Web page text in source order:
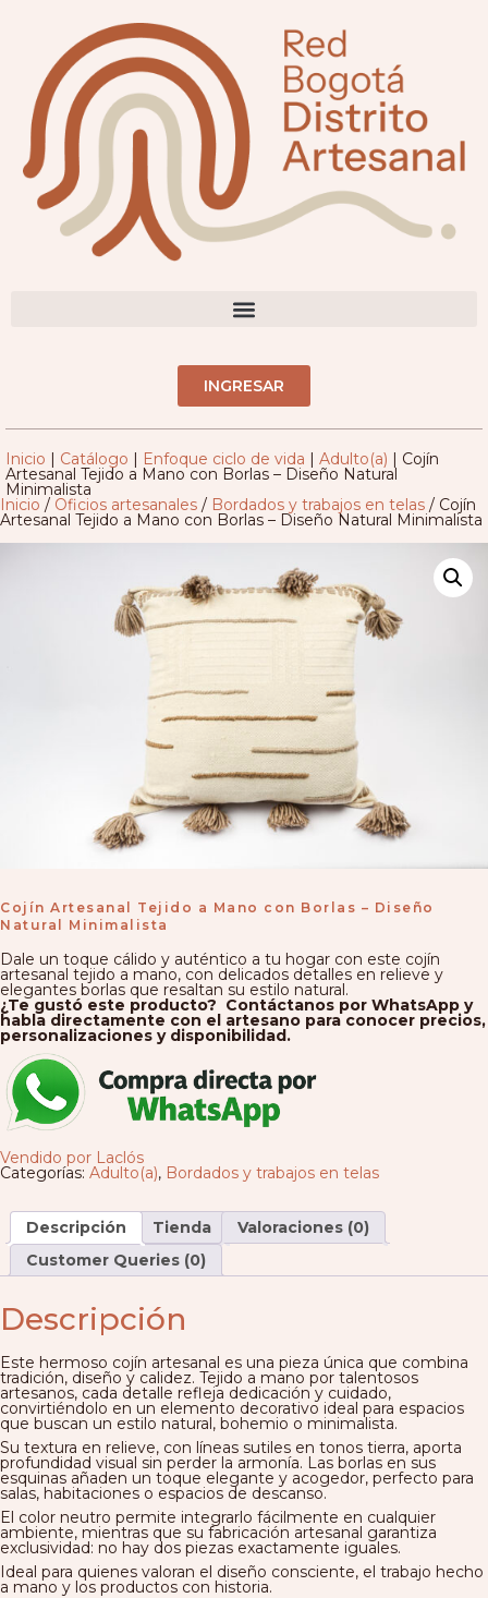
INGRESAR
Inicio | Catálogo | Enfoque ciclo de vida | Adulto(a) | Cojín
Artesanal Tejido a Mano con Borlas – Diseño Natural
Minimalista
Inicio / Oficios artesanales / Bordados y trabajos en telas / Cojín
Artesanal Tejido a Mano con Borlas – Diseño Natural Minimalista
Cojín Artesanal Tejido a Mano con Borlas – Diseño
Natural Minimalista
Dale un toque cálido y auténtico a tu hogar con este cojín
artesanal tejido a mano, con delicados detalles en relieve y
elegantes borlas que resaltan su estilo natural.
¿Te gustó este producto? Contáctanos por WhatsApp y
habla directamente con el artesano para conocer precios,
personalizaciones y disponibilidad.
Vendido por Laclós
Categorías: Adulto(a), Bordados y trabajos en telas
Descripción Tienda
Valoraciones (0)
Customer Queries (0)
Descripción
Este hermoso cojín artesanal es una pieza única que combina
tradición, diseño y calidez. Tejido a mano por talentosos
artesanos, cada detalle refleja dedicación y cuidado,
convirtiéndolo en un elemento decorativo ideal para espacios
que buscan un estilo natural, bohemio o minimalista.
Su textura en relieve, con líneas sutiles en tonos tierra, aporta
profundidad visual sin perder la armonía. Las borlas en sus
esquinas añaden un toque elegante y acogedor, perfecto para
salas, habitaciones o espacios de descanso.
El color neutro permite integrarlo fácilmente en cualquier
ambiente, mientras que su fabricación artesanal garantiza
exclusividad: no hay dos piezas exactamente iguales.
Ideal para quienes valoran el diseño consciente, el trabajo hecho
a mano y los productos con historia.